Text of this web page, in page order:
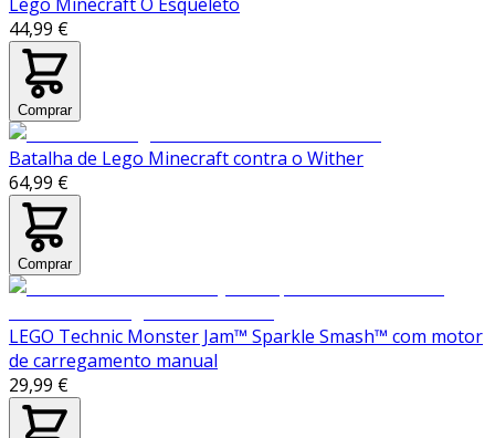
44,99 €
Comprar
Batalha de Lego Minecraft contra o Wither
64,99 €
Comprar
LEGO Technic Monster Jam™ Sparkle Smash™ com motor
de carregamento manual
29,99 €